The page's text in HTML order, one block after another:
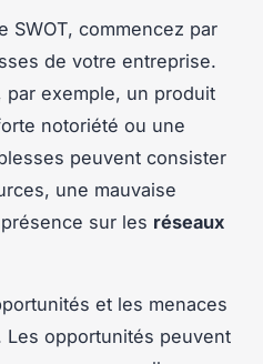
SWOT, commencez par
de votre entreprise.
exemple, un produit
notoriété ou une
peuvent consister
une mauvaise
sur les réseaux
et les menaces
opportunités peuvent